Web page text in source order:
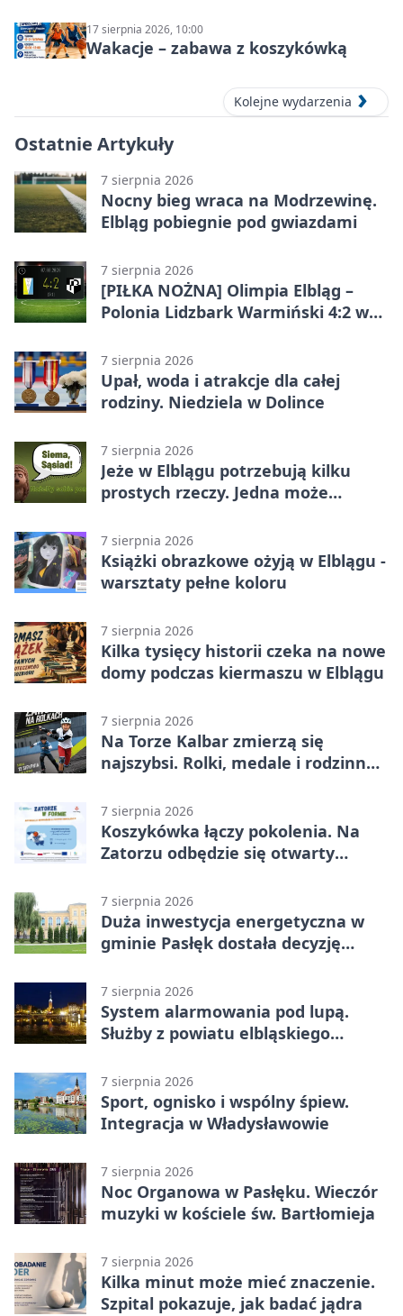
17 sierpnia 2026, 10:00
Wakacje – zabawa z koszykówką
Kolejne wydarzenia
Ostatnie Artykuły
7 sierpnia 2026
Nocny bieg wraca na Modrzewinę.
Elbląg pobiegnie pod gwiazdami
7 sierpnia 2026
[PIŁKA NOŻNA] Olimpia Elbląg –
Polonia Lidzbark Warmiński 4:2 w
7 sierpnia 2026
Upał, woda i atrakcje dla całej
rodziny. Niedziela w Dolince
7 sierpnia 2026
Jeże w Elblągu potrzebują kilku
prostych rzeczy. Jedna może
7 sierpnia 2026
Książki obrazkowe ożyją w Elblągu -
warsztaty pełne koloru
7 sierpnia 2026
Kilka tysięcy historii czeka na nowe
domy podczas kiermaszu w Elblągu
7 sierpnia 2026
Na Torze Kalbar zmierzą się
najszybsi. Rolki, medale i rodzinna
7 sierpnia 2026
Koszykówka łączy pokolenia. Na
Zatorzu odbędzie się otwarty
7 sierpnia 2026
Duża inwestycja energetyczna w
gminie Pasłęk dostała decyzję
7 sierpnia 2026
System alarmowania pod lupą.
Służby z powiatu elbląskiego
7 sierpnia 2026
Sport, ognisko i wspólny śpiew.
Integracja w Władysławowie
7 sierpnia 2026
Noc Organowa w Pasłęku. Wieczór
muzyki w kościele św. Bartłomieja
7 sierpnia 2026
Kilka minut może mieć znaczenie.
Szpital pokazuje, jak badać jądra